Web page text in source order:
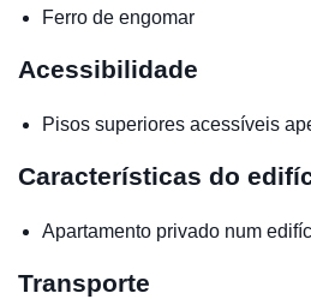
Ferro de engomar
Acessibilidade
Pisos superiores acessíveis
Características do
Apartamento privado num
Transporte